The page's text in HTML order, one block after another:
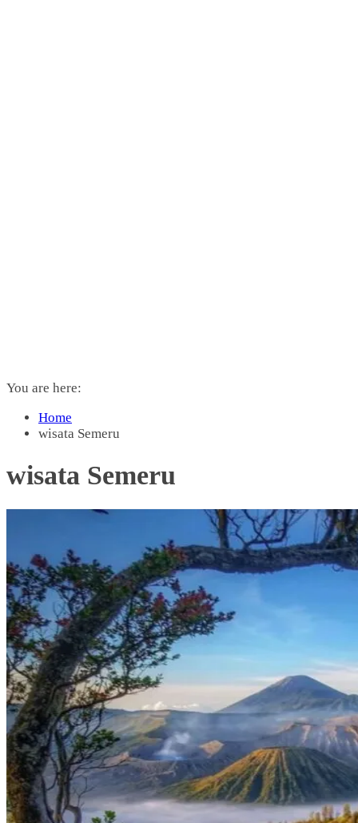
You are here:
Home
wisata Semeru
wisata Semeru